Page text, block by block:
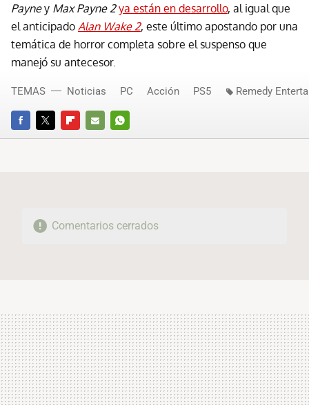
Payney Max Payne 2 ya están en desarrollo, al igual que
el anticipado Alan Wake 2, este último apostando por una
temática de horror completa sobre el suspenso que
manejó su antecesor.
FACEBOOKTWITTERFLIPBOARD
E-
WHATSAPP
TEMAS Noticias PC Acción PS5 Remedy
Comentarios cerrados